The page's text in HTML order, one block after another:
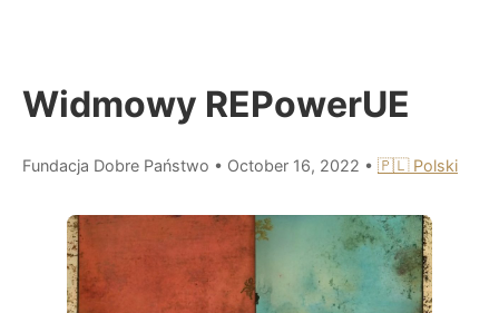
Widmowy REPowerUE
Fundacja Dobre Państwo • October 16, 2022 • 🇵🇱 Polski